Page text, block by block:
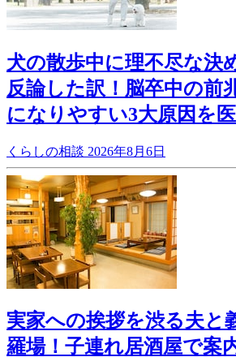
犬の散歩中に理不尽な決
反論した訳！脳卒中の前
になりやすい3大原因を
くらしの相談 2026年8月6日
実家への挨拶を渋る夫と
羅場！子連れ居酒屋で案